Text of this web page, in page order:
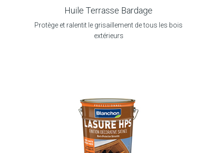
Huile Terrasse Bardage
Protège et ralentit le grisaillement de tous les bois
extérieurs